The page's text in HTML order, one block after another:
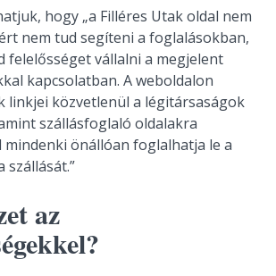
hogy „a Filléres Utak oldal nem
nem tud segíteni a foglalásokban,
felelősséget vállalni a megjelent
kapcsolatban. A weboldalon
linkjei közvetlenül a légitársaságok
szállásfoglaló oldalakra
önállóan foglalhatja le a
szállását.”
az